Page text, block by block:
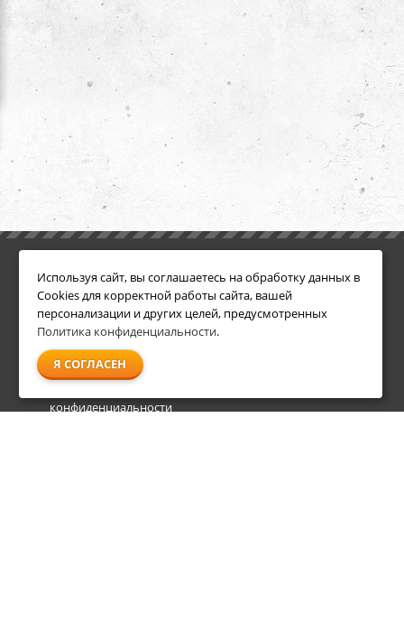
Условия возврата
О компании
Доставка
Оплата
Гарантия и сервис
конфиденциальности
Акции
Используя сайт, вы соглашаетесь на обработку данных в
Cookies для корректной работы сайта, вашей
персонализации и других целей, предусмотренных
Политика конфиденциальности.
Я СОГЛАСЕН